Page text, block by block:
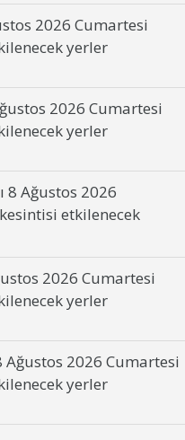
2026 Cumartesi
yerler
2026 Cumartesi
yerler
8 Ağustos 2026
etkilenecek
2026 Cumartesi
yerler
2026 Cumartesi
yerler